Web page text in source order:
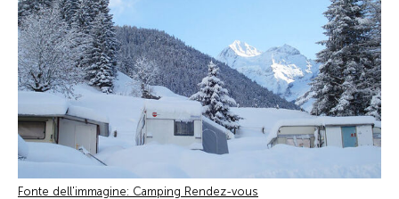
Fonte dell'immagine: Camping Rendez-vous